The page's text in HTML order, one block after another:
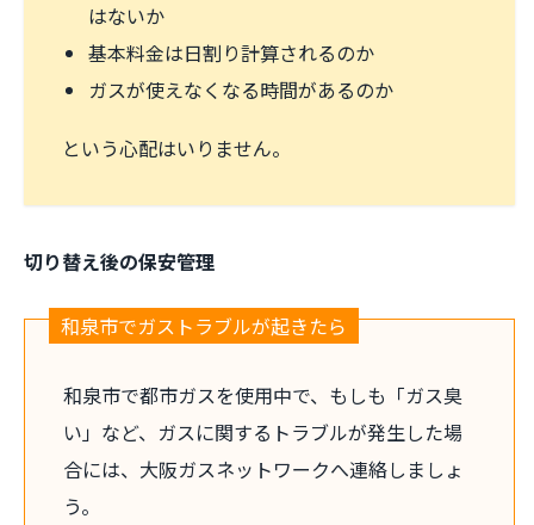
はないか
基本料金は日割り計算されるのか
ガスが使えなくなる時間があるのか
という心配はいりません。
切り替え後の保安管理
和泉市でガストラブルが起きたら
和泉市で都市ガスを使用中で、もしも「ガス臭
い」など、ガスに関するトラブルが発生した場
合には、大阪ガスネットワークへ連絡しましょ
う。